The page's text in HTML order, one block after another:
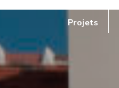
Projets